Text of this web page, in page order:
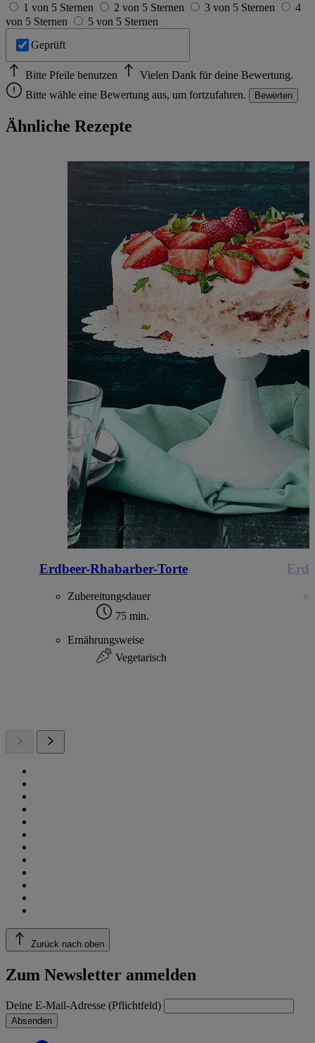
1 von 5 Sternen
2 von 5 Sternen 3 von 5 Sternen
4
von 5 Sternen
5 von 5 Sternen
Geprüft
Bitte Pfeile benutzen
Vielen Dank für deine Bewertung.
Bitte wähle eine Bewertung aus, um fortzufahren.
Bewerten
Ähnliche Rezepte
Erdbeer-Rhabarber-Torte
Zubereitungsdauer
75 min.
Ernährungsweise
Vegetarisch
Zurück nach oben
Zum Newsletter anmelden
Deine E-Mail-Adresse (Pflichtfeld)
Absenden